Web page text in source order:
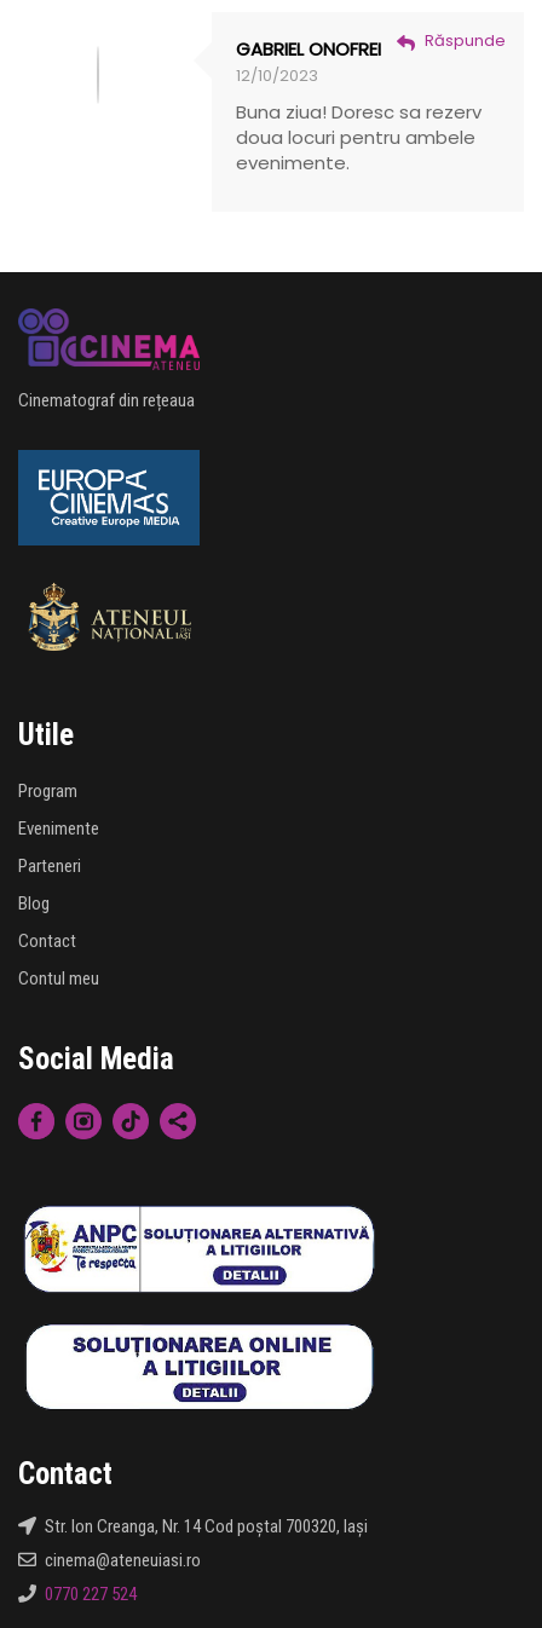
GABRIEL ONOFREI
12/10/2023
Buna ziua! Doresc sa rezerv
doua locuri pentru ambele
evenimente.
Răspunde
Cinematograf din rețeaua
Utile
Program
Evenimente
Parteneri
Blog
Contact
Contul meu
Social Media
Contact
Str. Ion Creanga, Nr. 14 Cod poștal 700320, Iași
cinema@ateneuiasi.ro
0770 227 524